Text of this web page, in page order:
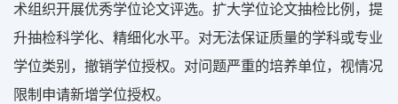
术组织开展优秀学位论文评选。扩大学位论文抽检比例，提
升抽检科学化、精细化水平。对无法保证质量的学科或专业
学位类别，撤销学位授权。对问题严重的培养单位，视情况
限制申请新增学位授权。